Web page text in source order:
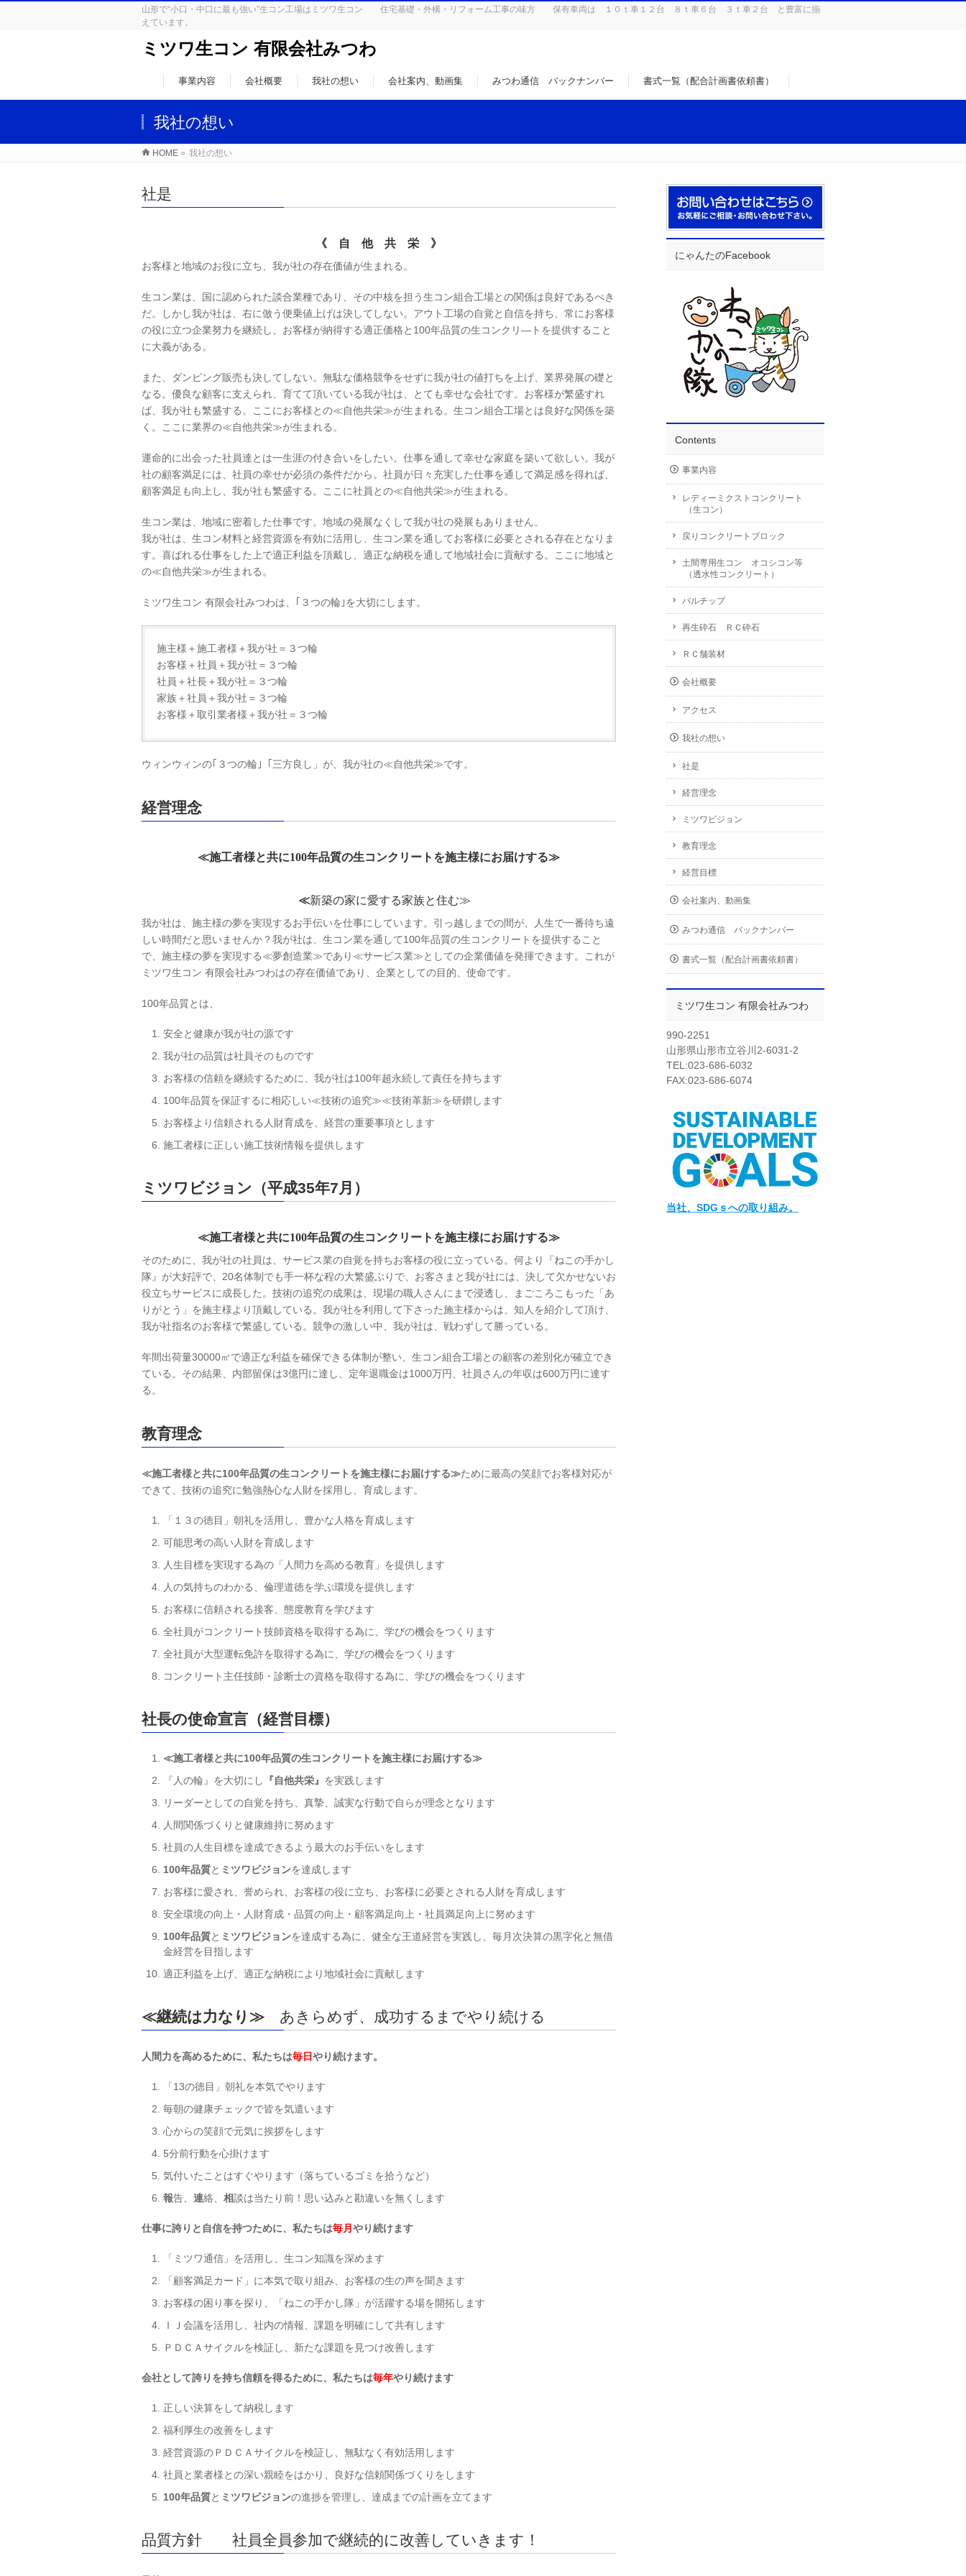
山形で“小口・中口に最も強い”生コン工場はミツワ生コン 住宅基礎・外構・リフォーム工事の味方 保有車両は １０ｔ車１２台 ８ｔ車６台 ３ｔ車２台 と豊富に揃
えています。
ミツワ生コン 有限会社みつわ
事業内容 会社概要 我社の想い 会社案内、動画集 みつわ通信 バックナンバー 書式一覧（配合計画書依頼書）
我社の想い
HOME » 我社の想い
社是
《 自 他 共 栄 》
お客様と地域のお役に立ち、我が社の存在価値が生まれる。
生コン業は、国に認められた談合業種であり、その中核を担う生コン組合工場との関係は良好であるべき
だ。しかし我が社は、右に倣う便乗値上げは決してしない。アウト工場の自覚と自信を持ち、常にお客様
の役に立つ企業努力を継続し、お客様が納得する適正価格と100年品質の生コンクリ―トを提供すること
に大義がある。
また、ダンピング販売も決してしない。無駄な価格競争をせずに我が社の値打ちを上げ、業界発展の礎と
なる。優良な顧客に支えられ、育てて頂いている我が社は、とても幸せな会社です。お客様が繁盛すれ
ば、我が社も繁盛する。ここにお客様との≪自他共栄≫が生まれる。生コン組合工場とは良好な関係を築
く。ここに業界の≪自他共栄≫が生まれる。
運命的に出会った社員達とは一生涯の付き合いをしたい。仕事を通して幸せな家庭を築いて欲しい。我が
社の顧客満足には、社員の幸せが必須の条件だから。社員が日々充実した仕事を通して満足感を得れば、
顧客満足も向上し、我が社も繁盛する。ここに社員との≪自他共栄≫が生まれる。
生コン業は、地域に密着した仕事です。地域の発展なくして我が社の発展もありません。
我が社は、生コン材料と経営資源を有効に活用し、生コン業を通してお客様に必要とされる存在となりま
す。喜ばれる仕事をした上で適正利益を頂戴し、適正な納税を通して地域社会に貢献する。ここに地域と
の≪自他共栄≫が生まれる。
ミツワ生コン 有限会社みつわは、｢３つの輪｣を大切にします。
施主様＋施工者様＋我が社＝３つ輪
お客様＋社員＋我が社＝３つ輪
社員＋社長＋我が社＝３つ輪
家族＋社員＋我が社＝３つ輪
お客様＋取引業者様＋我が社＝３つ輪
ウィンウィンの｢３つの輪｣「三方良し」が、我が社の≪自他共栄≫です。
経営理念
≪施工者様と共に100年品質の生コンクリートを施主様にお届けする≫
≪新築の家に愛する家族と住む≫
我が社は、施主様の夢を実現するお手伝いを仕事にしています。引っ越しまでの間が、人生で一番待ち遠
しい時間だと思いませんか？我が社は、生コン業を通して100年品質の生コンクリートを提供すること
で、施主様の夢を実現する≪夢創造業≫であり≪サービス業≫としての企業価値を発揮できます。これが
ミツワ生コン 有限会社みつわはの存在価値であり、企業としての目的、使命です。
100年品質とは、
安全と健康が我が社の源です
我が社の品質は社員そのものです
お客様の信頼を継続するために、我が社は100年超永続して責任を持ちます
100年品質を保証するに相応しい≪技術の追究≫≪技術革新≫を研鑚します
お客様より信頼される人財育成を、経営の重要事項とします
施工者様に正しい施工技術情報を提供します
ミツワビジョン（平成35年7月）
≪施工者様と共に100年品質の生コンクリートを施主様にお届けする≫
そのために、我が社の社員は、サービス業の自覚を持ちお客様の役に立っている。何より『ねこの手かし
隊』が大好評で、20名体制でも手一杯な程の大繁盛ぶりで、お客さまと我が社には、決して欠かせないお
役立ちサービスに成長した。技術の追究の成果は、現場の職人さんにまで浸透し、まごころこもった「あ
りがとう」を施主様より頂戴している。我が社を利用して下さった施主様からは、知人を紹介して頂け、
我が社指名のお客様で繁盛している。競争の激しい中、我が社は、戦わずして勝っている。
年間出荷量30000㎥で適正な利益を確保できる体制が整い、生コン組合工場との顧客の差別化が確立でき
ている。その結果、内部留保は3億円に達し、定年退職金は1000万円、社員さんの年収は600万円に達す
る。
教育理念
≪施工者様と共に100年品質の生コンクリートを施主様にお届けする≫ために最高の笑顔でお客様対応が
できて、技術の追究に勉強熱心な人財を採用し、育成します。
「１３の徳目」朝礼を活用し、豊かな人格を育成します
可能思考の高い人財を育成します
人生目標を実現する為の「人間力を高める教育」を提供します
人の気持ちのわかる、倫理道徳を学ぶ環境を提供します
お客様に信頼される接客、態度教育を学びます
全社員がコンクリート技師資格を取得する為に、学びの機会をつくります
全社員が大型運転免許を取得する為に、学びの機会をつくります
コンクリート主任技師・診断士の資格を取得する為に、学びの機会をつくります
社長の使命宣言（経営目標）
≪施工者様と共に100年品質の生コンクリートを施主様にお届けする≫
『人の輪』を大切にし
『自他共栄』 を実践します
リーダーとしての自覚を持ち、真摯、誠実な行動で自らが理念となります
人間関係づくりと健康維持に努めます
社員の人生目標を達成できるよう最大のお手伝いをします
100年品質と ミツワビジョンを達成します
お客様に愛され、誉められ、お客様の役に立ち、お客様に必要とされる人財を育成します
安全環境の向上・人財育成・品質の向上・顧客満足向上・社員満足向上に努めます
100年品質と ミツワビジョンを達成する為に、健全な王道経営を実践し、毎月次決算の黒字化と無借
金経営を目指します
適正利益を上げ、適正な納税により地域社会に貢献します
≪継続は力なり≫ あきらめず、成功するまでやり続ける
人間力を高めるために、私たちは毎日やり続けます。
「13の徳目」朝礼を本気でやります
毎朝の健康チェックで皆を気遣います
心からの笑顔で元気に挨拶をします
5分前行動を心掛けます
気付いたことはすぐやります（落ちているゴミを拾うなど）
報告、 連絡、 相談は当たり前！思い込みと勘違いを無くします
仕事に誇りと自信を持つために、私たちは毎月 やり続けます
「ミツワ通信」を活用し、生コン知識を深めます
「顧客満足カード」に本気で取り組み、お客様の生の声を聞きます
お客様の困り事を探り、「ねこの手かし隊」が活躍する場を開拓します
ＩＪ会議を活用し、社内の情報、課題を明確にして共有します
ＰＤＣＡサイクルを検証し、新たな課題を見つけ改善します
会社として誇りを持ち信頼を得るために、私たちは毎年やり続けます
正しい決算をして納税します
福利厚生の改善をします
経営資源のＰＤＣＡサイクルを検証し、無駄なく有効活用します
社員と業者様との深い親睦をはかり、良好な信頼関係づくりをします
100年品質と ミツワビジョンの進捗を管理し、達成までの計画を立てます
品質方針 社員全員参加で継続的に改善していきます！
にゃんたのFacebook
Contents
事業内容
レディーミクストコンクリート
（生コン）
戻りコンクリートブロック
土間専用生コン オコシコン等
（透水性コンクリート）
バルチップ
再生砕石 ＲＣ砕石
ＲＣ舗装材
会社概要
アクセス
我社の想い
社是
経営理念
ミツワビジョン
教育理念
経営目標
会社案内、動画集
みつわ通信 バックナンバー
書式一覧（配合計画書依頼書）
ミツワ生コン 有限会社みつわ
990-2251
山形県山形市立谷川2-6031-2
TEL:023-686-6032
FAX:023-686-6074
当社、SDGｓへの取り組み。